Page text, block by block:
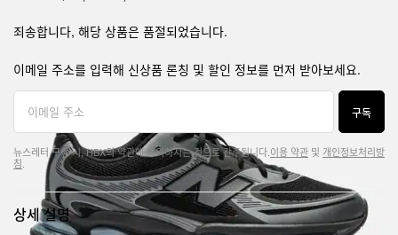
죄송합니다, 해당 상품은 품절되었습니다.
이메일 주소를 입력해 신상품 론칭 및 할인 정보를 먼저 받아보세요.
구독
뉴스레터 구독 시, HBX의 약관에 동의하시는 것으로 간주됩니다. 이용 약관 및 개인정보처리방
침
상세 설명